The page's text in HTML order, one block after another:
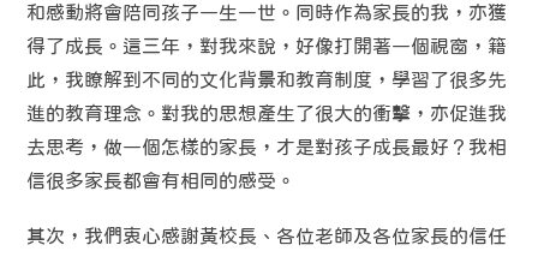
和感動將會陪同孩子一生一世。同時作為家長的我，亦獲
得了成長。這三年，對我來說，好像打開著一個視窗，籍
此，我瞭解到不同的文化背景和教育制度，學習了很多先
進的教育理念。對我的思想產生了很大的衝擊，亦促進我
去思考，做一個怎樣的家長，才是對孩子成長最好？我相
信很多家長都會有相同的感受。
其次，我們衷心感謝黃校長、各位老師及各位家長的信任